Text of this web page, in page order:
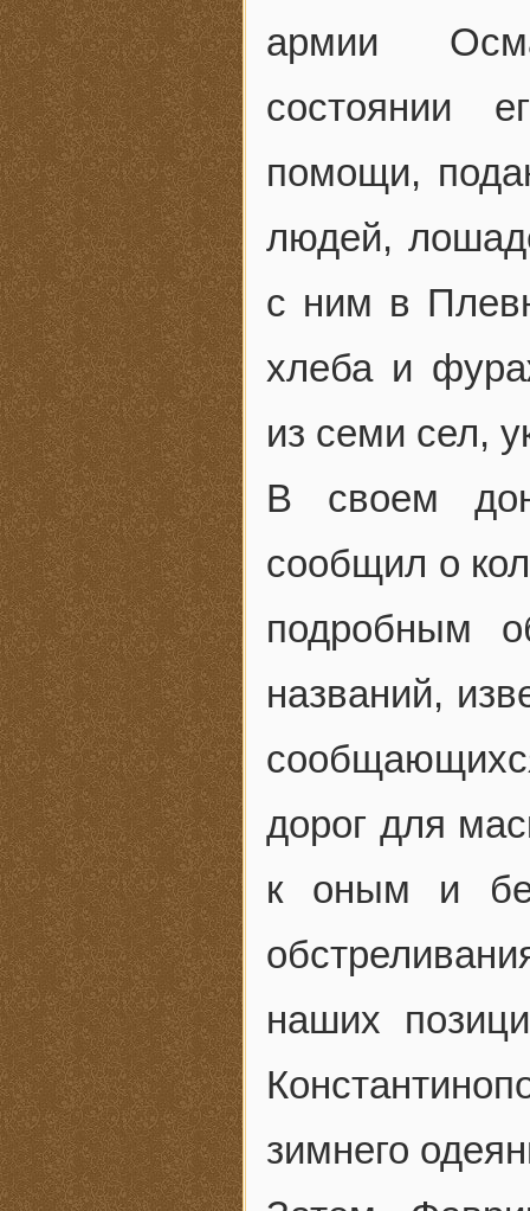
армии
состоянии
помощи,
людей,
с ним в
хлеба и
из семи сел,
В своем
сообщил о
подробным
названий,
дорог для
к оным и
наших
зимнего